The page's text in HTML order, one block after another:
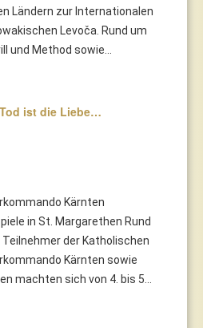
Ländern zur Internationalen
Levoča. Rund um
und Method sowie...
ist die Liebe…
Kärnten
in St. Margarethen Rund
der Katholischen
Kärnten sowie
machten sich von 4. bis 5...